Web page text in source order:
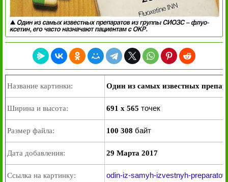
Название картинки: Один из самых известных
Ширина и высота: 691 x 565 точек
Размер файла: 100 308 байт
Дата добавления: 29 Марта 2017
Ссылка на картинку: odin-iz-samyh-izvestnyh-